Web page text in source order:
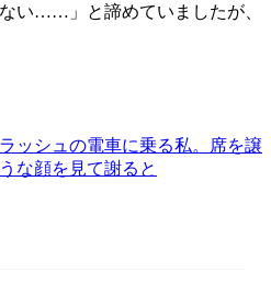
い……」と諦めていましたが、
ッシュの電車に乗る私。席を譲
な顔を見て謝ると